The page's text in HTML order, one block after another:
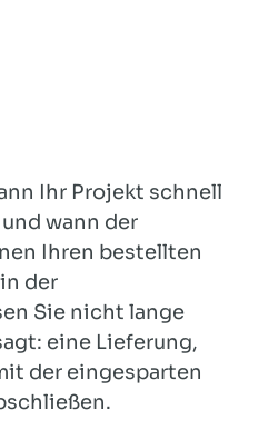
Ihr Projekt schnell
wann der
Ihren bestellten
der
Sie nicht lange
eine Lieferung,
der eingesparten